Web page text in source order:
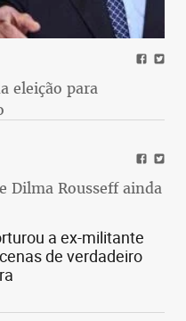
eleição para
Dilma Rousseff ainda
a ex-militante
de verdadeiro